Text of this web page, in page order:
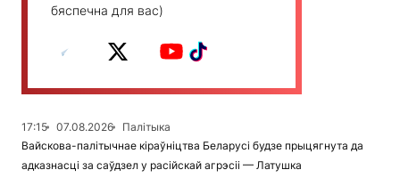
бяспечна для вас)
17:15 07.08.2026
Палітыка
Вайскова-палітычнае кіраўніцтва Беларусі будзе прыцягнута да
адказнасці за саўдзел у расійскай агрэсіі — Латушка